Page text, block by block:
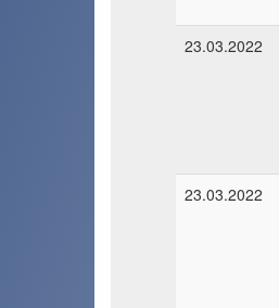
23.03.2022
23.03.2022